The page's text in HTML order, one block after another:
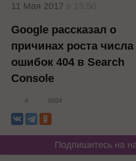
11 Мая 2017
Google рассказал о
причинах роста числа
ошибок 404 в Search
Console
4 6604
Подпишитесь на